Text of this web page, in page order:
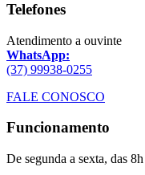
Telefones
Atendimento a ouvinte
WhatsApp:
(37) 99938-0255
FALE CONOSCO
Funcionamento
De segunda a sexta, das